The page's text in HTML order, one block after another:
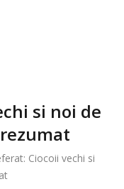
si noi de
Ciocoii vechi si